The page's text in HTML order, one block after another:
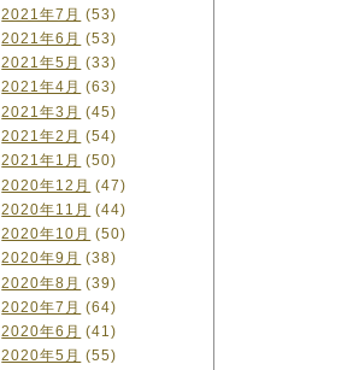
2021年7月 (53)
2021年6月 (53)
2021年5月 (33)
2021年4月 (63)
2021年3月 (45)
2021年2月 (54)
2021年1月 (50)
2020年12月 (47)
2020年11月 (44)
2020年10月 (50)
2020年9月 (38)
2020年8月 (39)
2020年7月 (64)
2020年6月 (41)
2020年5月 (55)